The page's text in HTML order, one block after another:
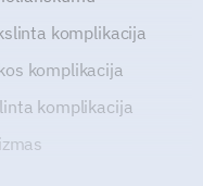
komplikacija
komplikacija
komplikacija